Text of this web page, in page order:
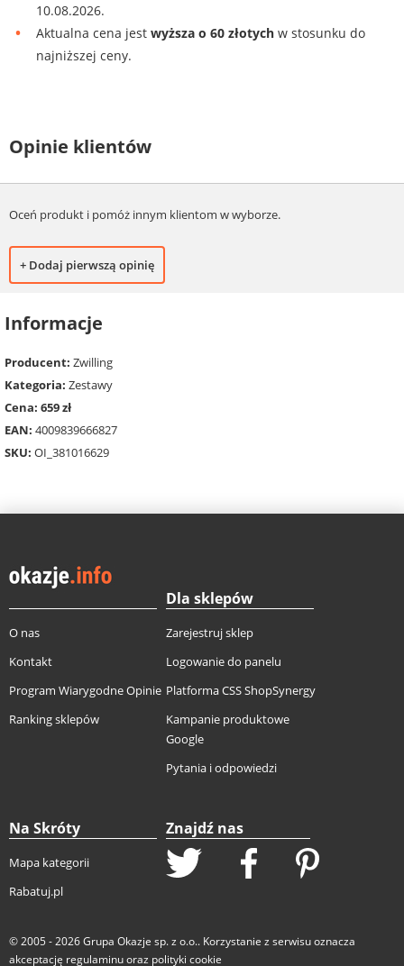
10.08.2026.
Aktualna cena jest wyższa o 60 złotych w stosunku do
najniższej ceny.
Opinie klientów
Oceń produkt i pomóż innym klientom w wyborze.
+ Dodaj pierwszą opinię
Informacje
Producent: Zwilling
Kategoria: Zestawy
Cena: 659 zł
EAN: 4009839666827
SKU: OI_381016629
O nas
Kontakt
Program Wiarygodne Opinie
Ranking sklepów
Dla sklepów
Zarejestruj sklep
Logowanie do panelu
Platforma CSS ShopSynergy
Kampanie produktowe
Google
Pytania i odpowiedzi
Na Skróty
Mapa kategorii
Rabatuj.pl
Znajdź nas
© 2005 - 2026Grupa Okazje sp. z o.o.. Korzystanie z serwisu oznacza
akceptację regulaminuoraz polityki cookie